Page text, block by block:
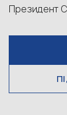
Президент